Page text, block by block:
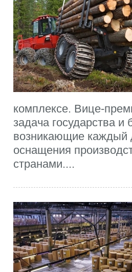
комплексе. Вице-
задача государства
возникающие каждый
оснащения
странами....